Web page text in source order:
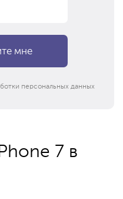
персональных данных
7 в